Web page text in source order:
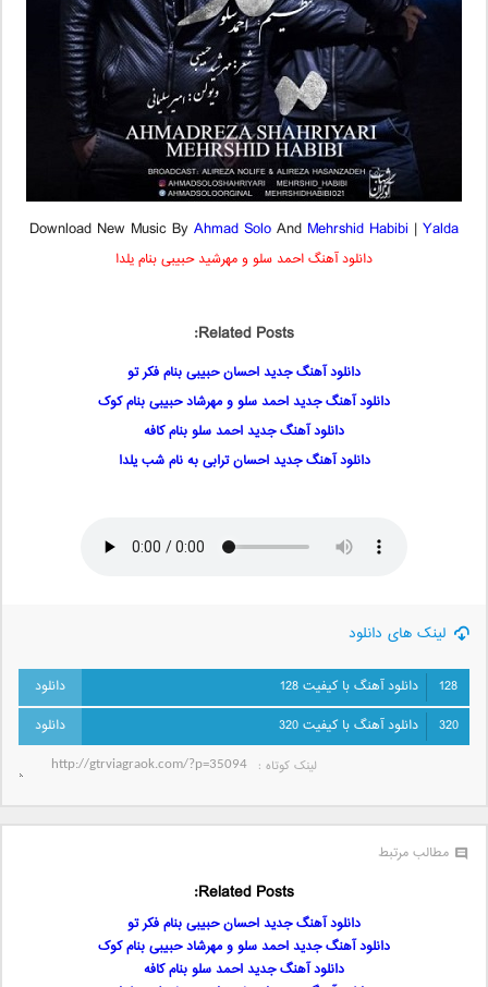
Download New Music By Ahmad Solo And Mehrshid Habibi | Yalda
دانلود آهنگ احمد سلو و مهرشید حبیبی بنام یلدا
Related Posts:
دانلود آهنگ جدید احسان حبیبی بنام فکر تو
دانلود آهنگ جدید احمد سلو و مهرشاد حبیبی بنام کوک
دانلود آهنگ جدید احمد سلو بنام کافه
دانلود آهنگ جدید احسان ترابی به نام شب یلدا
لینک های دانلود
128
دانلود آهنگ با کیفیت 128
320
دانلود آهنگ با کیفیت 320
لینک کوتاه‌ :
مطالب مرتبط
Related Posts:
دانلود آهنگ جدید احسان حبیبی بنام فکر تو
دانلود آهنگ جدید احمد سلو و مهرشاد حبیبی بنام کوک
دانلود آهنگ جدید احمد سلو بنام کافه